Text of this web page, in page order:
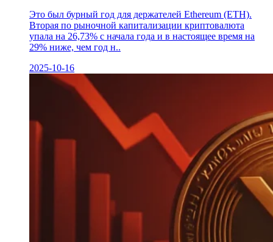
Это был бурный год для держателей Ethereum (ETH).
Вторая по рыночной капитализации криптовалюта
упала на 26,73% с начала года и в настоящее время на
29% ниже, чем год н..
2025-10-16